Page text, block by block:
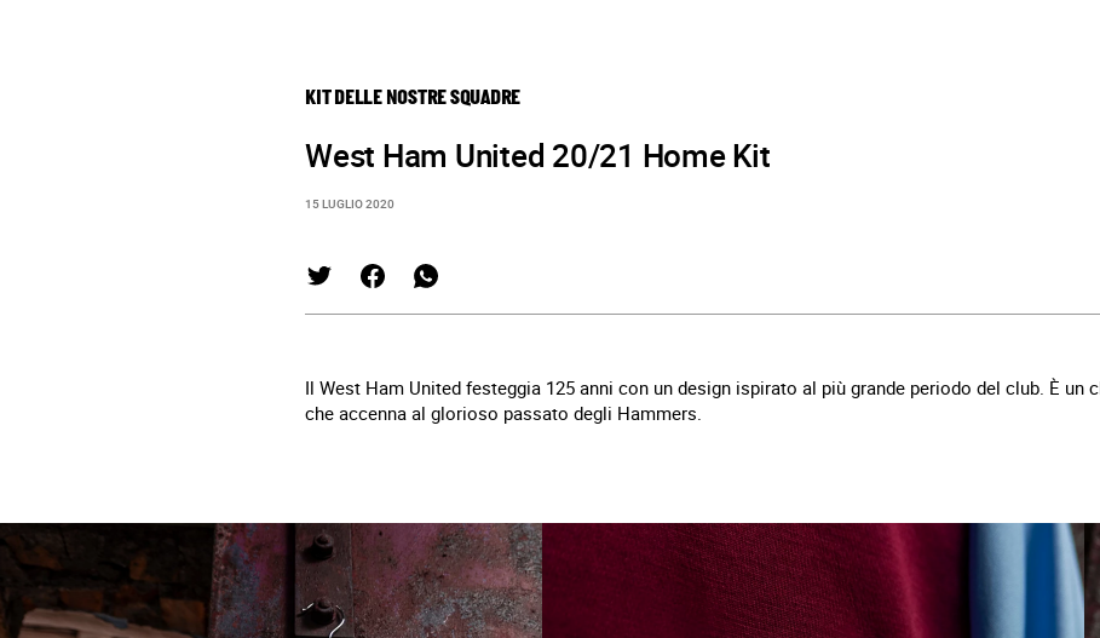
KIT DELLE NOSTRE SQUADRE
West Ham United 20/21 Home Kit
15 LUGLIO 2020
Il West Ham United festeggia 125 anni con un design ispirato al più grande periodo del club. È un
che accenna al glorioso passato degli Hammers.